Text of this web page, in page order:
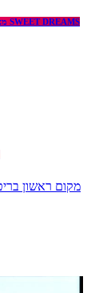
The Rest of מצעד היום (גרסת האלבום) 22 – 4.8.26 – מהדורת SWEET DREAMS